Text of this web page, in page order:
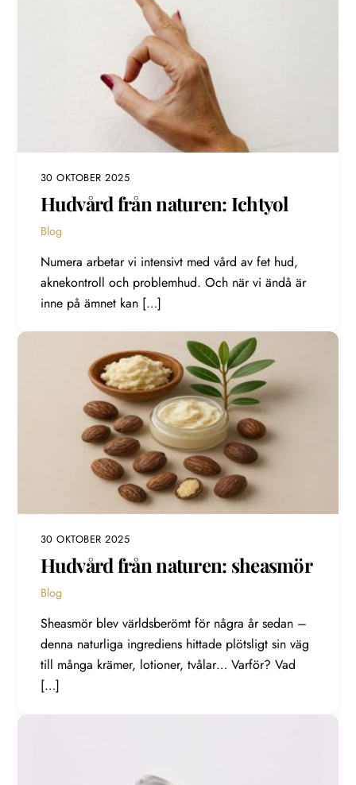
30 OKTOBER 2025
Hudvård från naturen: Ichtyol
Blog
Numera arbetar vi intensivt med vård av fet hud,
aknekontroll och problemhud. Och när vi ändå är
inne på ämnet kan […]
30 OKTOBER 2025
Hudvård från naturen: sheasmör
Blog
Sheasmör blev världsberömt för några år sedan –
denna naturliga ingrediens hittade plötsligt sin väg
till många krämer, lotioner, tvålar… Varför? Vad
[…]